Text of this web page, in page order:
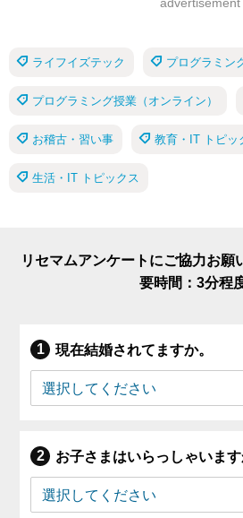
advertisement
ライフイズテック プログラミン
プログラミング授業（オンライン）
お稽古・習い事 教育・IT トピッ
生活・IT トピックス
リセマムアンケートにご協力お願
要時間：3分程度
現在結婚されてますか。
お子さまはいらっしゃいます